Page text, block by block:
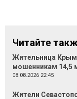
Читайте
Жительница
мошенникам 14,5
08.08.2026 22:45
Жители